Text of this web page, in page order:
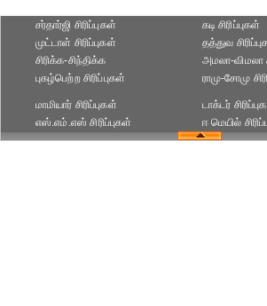
சர்தார்ஜி சிரிப்புகள்
முட்டாள் சிரிப்புகள்
கடி சிரிப்புகள்
தத்துவ
சிரிக்க-சிந்திக்க
புகழ்பெற்ற சிரிப்புகள்
அமலா-விமலா
ராமு-சோமு
மாமியார் சிரிப்புகள்
எஸ்.எம்.எஸ் சிரிப்புகள்
டாக்டர்
ஈ மெயில்